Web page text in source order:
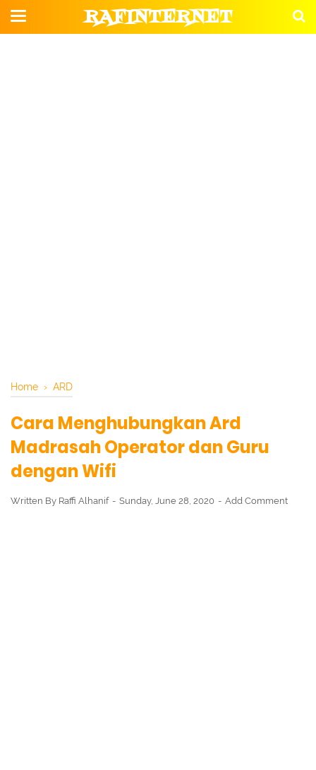
RAFINTERNET
Home › ARD
Cara Menghubungkan Ard
Madrasah Operator dan Guru
dengan Wifi
Written By Raffi Alhanif Sunday, June 28, 2020 Add Comment